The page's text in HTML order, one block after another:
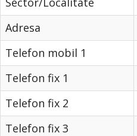
Adresa
Telefon mobil 1
Telefon fix 1
Telefon fix 2
Telefon fix 3